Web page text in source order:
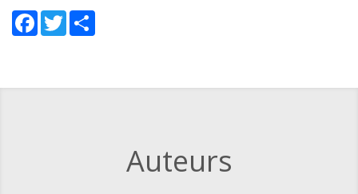
Facebook
Twitter
Auteurs